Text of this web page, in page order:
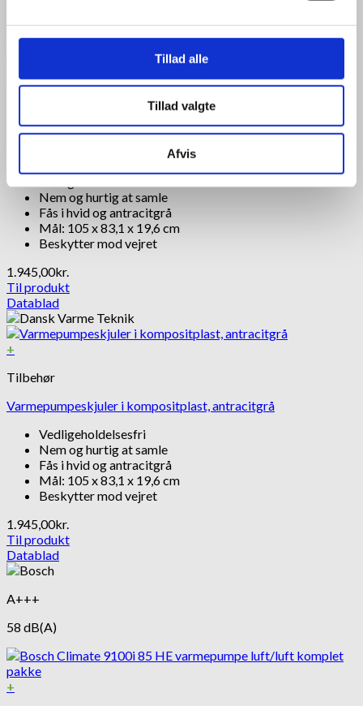
Tillad alle
Tillad valgte
Afvis
Til produkt
Tilbehør
Varmepumpeskjuler i kompositplast, hvid
Nem og hurtig at samle
Fås i hvid og antracitgrå
Mål: 105 x 83,1 x 19,6 cm
Beskytter mod vejret
1.945,00kr.
Til produkt
Datablad
+
Tilbehør
Varmepumpeskjuler i kompositplast, antracitgrå
Vedligeholdelsesfri
Nem og hurtig at samle
Fås i hvid og antracitgrå
Mål: 105 x 83,1 x 19,6 cm
Beskytter mod vejret
1.945,00kr.
Til produkt
Datablad
A+++
58 dB(A)
+